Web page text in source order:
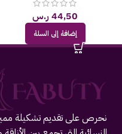
44,50ر.س
إضافة إلى السلة
نحرص على تقديم تشكيلة